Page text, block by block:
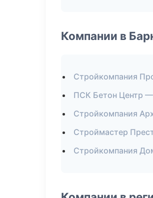
Компании в
Стройкомпания
ПСК Бетон Центр
Стройкомпания
Строймастер
Стройкомпания